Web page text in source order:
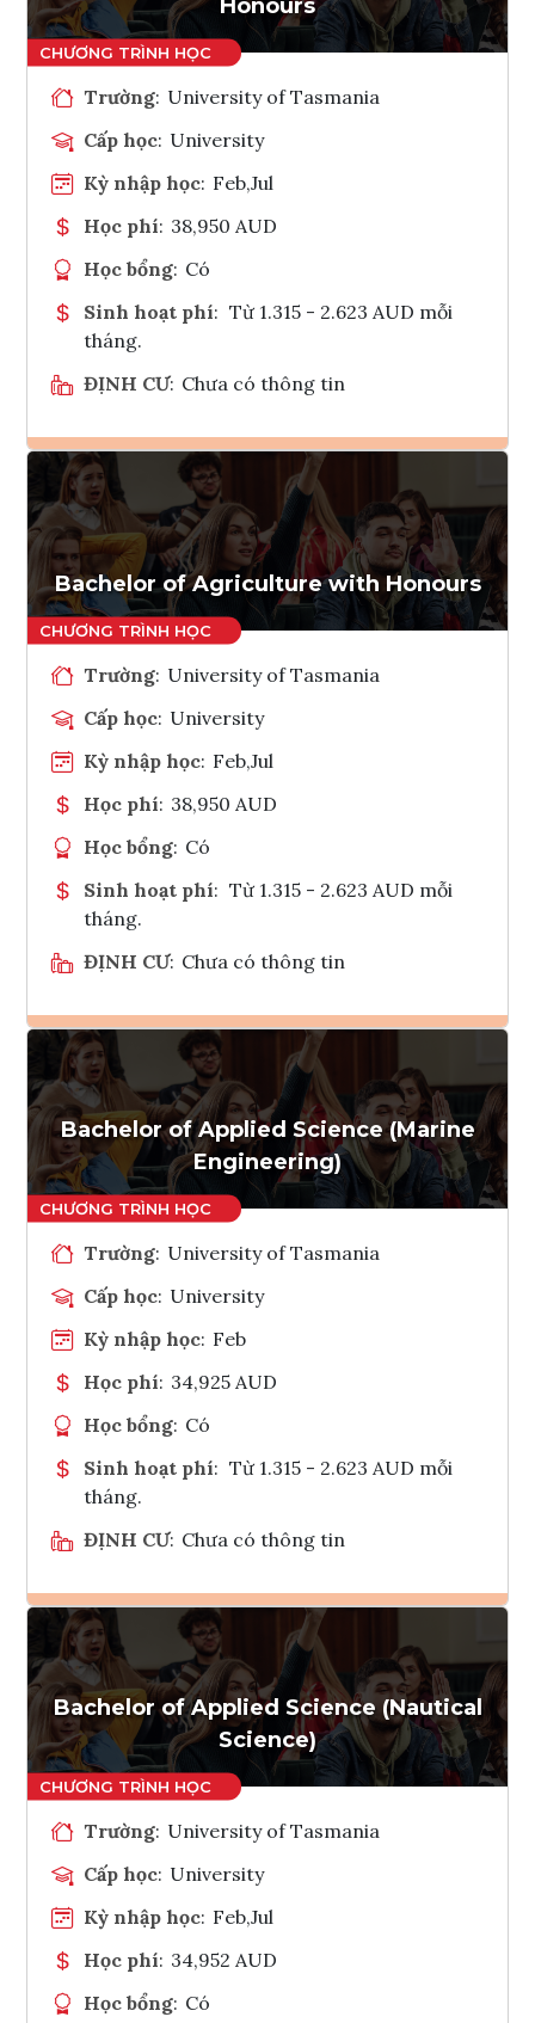
Honours
Trường: University of Tasmania
Cấp học: University
Kỳ nhập học: Feb,Jul
Học phí: 38,950 AUD
Học bổng: Có
Sinh hoạt phí: Từ 1.315 - 2.623 AUD mỗi
tháng.
ĐỊNH CƯ: Chưa có thông tin
Ghi danh
Tham vấn Interlink
Bachelor of Agriculture with Honours
Trường: University of Tasmania
Cấp học: University
Kỳ nhập học: Feb,Jul
Học phí: 38,950 AUD
Học bổng: Có
Sinh hoạt phí: Từ 1.315 - 2.623 AUD mỗi
tháng.
ĐỊNH CƯ: Chưa có thông tin
Ghi danh
Tham vấn Interlink
Bachelor of Applied Science (Marine
Engineering)
Trường: University of Tasmania
Cấp học: University
Kỳ nhập học: Feb
Học phí: 34,925 AUD
Học bổng: Có
Sinh hoạt phí: Từ 1.315 - 2.623 AUD mỗi
tháng.
ĐỊNH CƯ: Chưa có thông tin
Ghi danh
Tham vấn Interlink
Bachelor of Applied Science (Nautical
Science)
Trường: University of Tasmania
Cấp học: University
Kỳ nhập học: Feb,Jul
Học phí: 34,952 AUD
Học bổng: Có